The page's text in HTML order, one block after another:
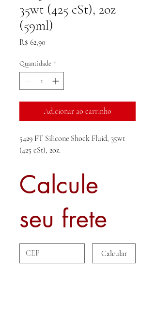
35wt (425 cSt), 2oz
(59ml)
R$ 62,90
Quantidade *
Adicionar ao carrinho
5429 FT Silicone Shock Fluid, 35wt
(425 cSt), 2oz.
Calcule
seu frete
Calcular